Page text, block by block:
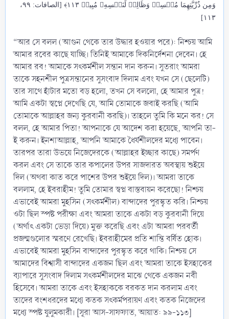
وَمِن ذُرِّيَّتِهِمَا مُحۡسِنٞ وَظَالِمٞ لِّنَفۡسِهِۦ مُبِينٞ ١١٣﴾ [الصافات: ٩٩،
١١٣]
“আর সে বলল (আগুন থেকে তার উদ্ধার হওয়ার পরে): নিশ্চয় আমি
আমার রবের কাছে যাচ্ছি। তিনিই আমাকে দিকনির্দেশনা দেবেন। হে
আমার রব! আমাকে সৎকর্মশীল সন্তান দান করুন। সুতরাং আমরা
তাকে সহনশীল পুত্রসন্তানের সুসংবাদ দিলাম এবং যখন সে (ছেলেটি)
তার সাথে হাঁটার মতো বড় হলো, তখন সে বললো, হে আমার পুত্র!
আমি একটা স্বপ্নে দেখেছি যে, আমি তোমাকে জবাই করছি (আমি
তোমাকে আল্লাহর জন্য কুরবানী করছি)। তাহলে তুমি কি মনে কর! সে
বলল, হে আমার পিতা! আপনাকে যে আদেশ করা হয়েছে, আপনি তা-
ই করুন। ইনশাআল্লাহ, আপনি আমাকে ধৈর্যশীলদের মধ্যে পাবেন।
তারপর তারা উভয়ে নিজেদেরকে (আল্লাহর ইচ্ছার কাছে) সমর্পণ
করল এবং সে তাকে তার কপালের উপর সাজদারত অবস্থায় শুইয়ে
দিল (অথবা কাত করে পাশের উপর শুইয়ে দিল)। আমরা তাকে
বললাম, হে ইবরাহীম! তুমি তোমার স্বপ্ন বাস্তবায়ন করেছো! নিশ্চয়
এভাবেই আমরা মুহসিন (সৎকর্মশীল) বান্দাদের পুরস্কৃত করি। নিশ্চয়
ওটা ছিল স্পষ্ট পরীক্ষা এবং আমরা তাকে একটা বড় কুরবানী দিয়ে
(অর্থাৎ একটা ভেড়া দিয়ে) মুক্ত করেছি এবং এটা আমরা পরবর্তী
প্রজন্মগুলোর স্মরণে রেখেছি। ইবরাহীমের প্রতি শান্তি বর্ষিত হোক।
এভাবেই আমরা মুহসিন বান্দাদের পুরস্কৃত করে থাকি। নিশ্চয় সে
আমাদের বিশ্বাসী বান্দাদের একজন ছিল এবং আমরা তাকে ইসহাকের
ব্যাপারে সুসংবাদ দিলাম সৎকর্মশীলদের মাঝে থেকে একজন নবী
হিসেবে। আমরা তাকে এবং ইসহাককে বরকত দান করলাম এবং
তাদের বংশধরদের মধ্যে কতক সৎকর্মপরায়ণ এবং কতক নিজেদের
মধ্যে স্পষ্ট যুলুমকারী। [সূরা আস-সাফফাত, আয়াত: ৯৯-১১৩]